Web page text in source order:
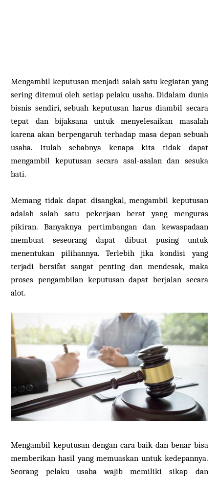
Mengambil keputusan menjadi salah satu kegiatan yang
sering ditemui oleh setiap pelaku usaha. Didalam dunia
bisnis sendiri, sebuah keputusan harus diambil secara
tepat dan bijaksana untuk menyelesaikan masalah
karena akan berpengaruh terhadap masa depan sebuah
usaha. Itulah sebabnya kenapa kita tidak dapat
mengambil keputusan secara asal-asalan dan sesuka
hati.
Memang tidak dapat disangkal, mengambil keputusan
adalah salah satu pekerjaan berat yang menguras
pikiran. Banyaknya pertimbangan dan kewaspadaan
membuat seseorang dapat dibuat pusing untuk
menentukan pilihannya. Terlebih jika kondisi yang
terjadi bersifat sangat penting dan mendesak, maka
proses pengambilan keputusan dapat berjalan secara
alot.
Mengambil keputusan dengan cara baik dan benar bisa
memberikan hasil yang memuaskan untuk kedepannya.
Seorang pelaku usaha wajib memiliki sikap dan